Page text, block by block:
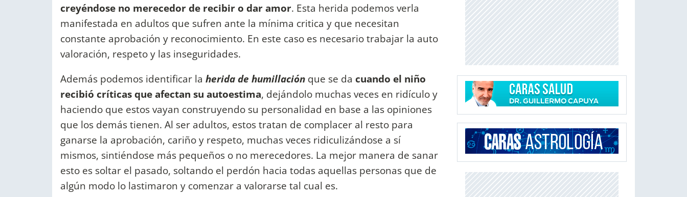
creyéndose no merecedor de recibir o dar amor. Esta herida podemos verla
manifestada en adultos que sufren ante la mínima critica y que necesitan
constante aprobación y reconocimiento. En este caso es necesario trabajar la auto
valoración, respeto y las inseguridades.
Además podemos identificar la herida de humillación que se da cuando el niño
recibió críticas que afectan su autoestima, dejándolo muchas veces en ridículo y
haciendo que estos vayan construyendo su personalidad en base a las opiniones
que los demás tienen. Al ser adultos, estos tratan de complacer al resto para
ganarse la aprobación, cariño y respeto, muchas veces ridiculizándose a sí
mismos, sintiéndose más pequeños o no merecedores. La mejor manera de sanar
esto es soltar el pasado, soltando el perdón hacia todas aquellas personas que de
algún modo lo lastimaron y comenzar a valorarse tal cual es.